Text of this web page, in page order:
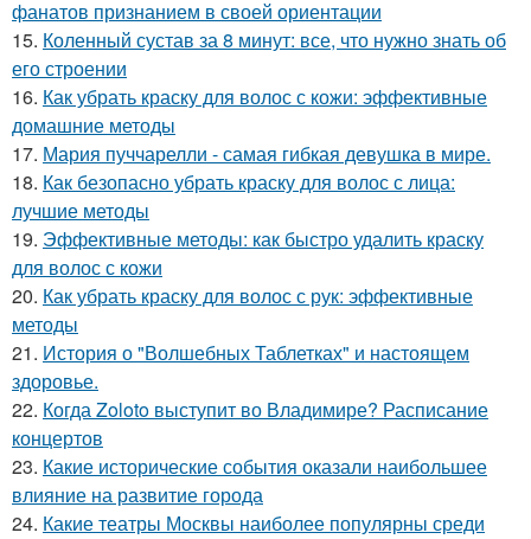
фанатов признанием в своей ориентации
15. Коленный сустав за 8 минут: все, что нужно знать об
его строении
16. Как убрать краску для волос с кожи: эффективные
домашние методы
17. Мария пуччарелли - самая гибкая девушка в мире.
18. Как безопасно убрать краску для волос с лица:
лучшие методы
19. Эффективные методы: как быстро удалить краску
для волос с кожи
20. Как убрать краску для волос с рук: эффективные
методы
21. История о "Волшебных Таблетках" и настоящем
здоровье.
22. Когда Zoloto выступит во Владимире? Расписание
концертов
23. Какие исторические события оказали наибольшее
влияние на развитие города
24. Какие театры Москвы наиболее популярны среди